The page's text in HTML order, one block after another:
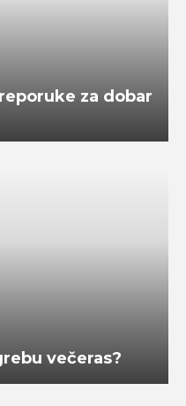
za dobar
večeras?